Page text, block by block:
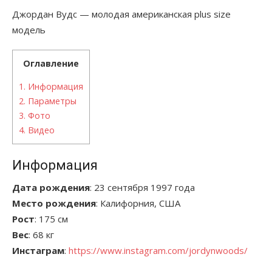
Джордан Вудс — молодая американская plus size
модель
Оглавление
1. Информация
2. Параметры
3. Фото
4. Видео
Информация
Дата рождения: 23 сентября 1997 года
Место рождения: Калифорния, США
Рост: 175 см
Вес: 68 кг
Инстаграм: https://www.instagram.com/jordynwoods/